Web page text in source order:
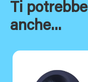
Ti
anche...